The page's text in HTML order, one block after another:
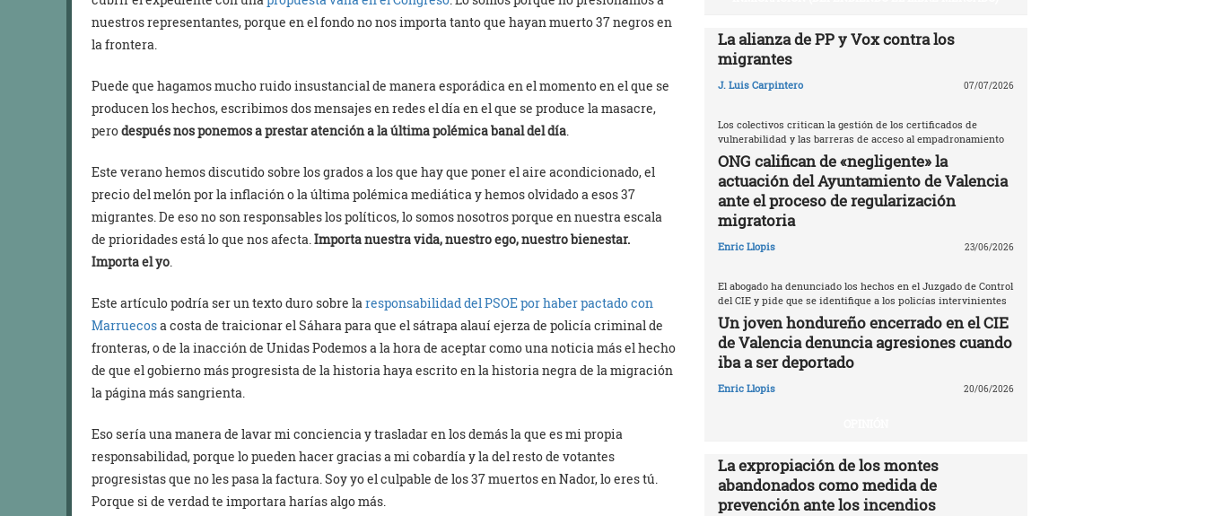
nuestros representantes, porque en el fondo no nos importa tanto que hayan muerto 37 negros en
la frontera.
Puede que hagamos mucho ruido insustancial de manera esporádica en el momento en el que se
producen los hechos, escribimos dos mensajes en redes el día en el que se produce la masacre,
perodespués nos ponemos a prestar atención a la última polémica banal del día.
Este verano hemos discutido sobre los grados a los que hay que poner el aire acondicionado, el
precio del melón por la inflación o la última polémica mediática y hemos olvidado a esos 37
migrantes. De eso no son responsables los políticos, lo somos nosotros porque en nuestra escala
de prioridades está lo que nos afecta.Importa nuestra vida, nuestro ego, nuestro bienestar.
Importa el yo.
Este artículo podría ser un texto duro sobre laresponsabilidad del PSOE por haber pactado con
Marruecosa costa de traicionar el Sáhara para que el sátrapa alauí ejerza de policía criminal de
fronteras, o de la inacción de Unidas Podemos a la hora de aceptar como una noticia más el hecho
de que el gobierno más progresista de la historia haya escrito en la historia negra de la migración
la página más sangrienta.
Eso sería una manera de lavar mi conciencia y trasladar en los demás la que es mi propia
responsabilidad, porque lo pueden hacer gracias a mi cobardía y la del resto de votantes
progresistas que no les pasa la factura. Soy yo el culpable de los 37 muertos en Nador, lo eres tú.
Porque si de verdad te importara harías algo más.
La alianza de PP y Vox contra los
migrantes
J. Luis Carpintero 07/07/2026
Los colectivos critican la gestión de los certificados de
vulnerabilidad y las barreras de acceso al empadronamiento
ONG califican de «negligente» la
actuación del Ayuntamiento de Valencia
ante el proceso de regularización
migratoria
Enric Llopis 23/06/2026
El abogado ha denunciado los hechos en el Juzgado de Control
del CIE y pide que se identifique a los policías intervinientes
Un joven hondureño encerrado en el CIE
de Valencia denuncia agresiones cuando
iba a ser deportado
Enric Llopis 20/06/2026
La expropiación de los montes
abandonados como medida de
prevención ante los incendios